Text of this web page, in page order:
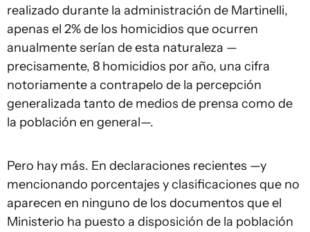
realizado durante la administración de Martinelli,
apenas el 2% de los homicidios que ocurren
anualmente serían de esta naturaleza —
precisamente, 8 homicidios por año, una cifra
notoriamente a contrapelo de la percepción
generalizada tanto de medios de prensa como de
la población en general—.
Pero hay más. En declaraciones recientes —y
mencionando porcentajes y clasificaciones que no
aparecen en ninguno de los documentos que el
Ministerio ha puesto a disposición de la población